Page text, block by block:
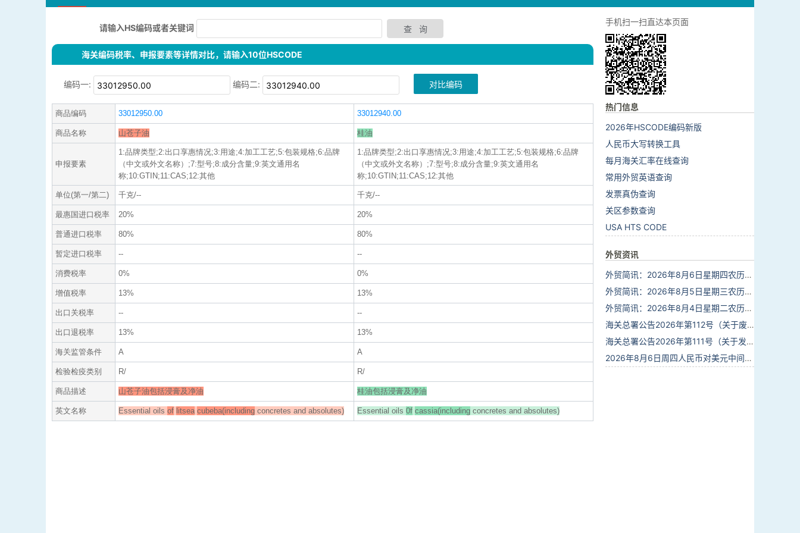
请输入HS编码或者关键词
海关编码税率、申报要素等详情对比，请输入10位HSCODE
编码一: 编码二: 对比编码
商品编码 33012950.00 33012940.00
商品名称 山苍子油 桂油
申报要素
1:品牌类型;2:出口享惠情况;3:用途;4:加工工艺;5:包装规格;6:品牌
（中文或外文名称）;7:型号;8:成分含量;9:英文通用名
称;10:GTIN;11:CAS;12:其他
1:品牌类型;2:出口享惠情况;3:用途;4:加工工艺;5:包装规格;6:品牌
（中文或外文名称）;7:型号;8:成分含量;9:英文通用名
称;10:GTIN;11:CAS;12:其他
单位(第一/第二) 千克/-- 千克/--
最惠国进口税率 20% 20%
普通进口税率 80% 80%
暂定进口税率 -- --
消费税率 0% 0%
增值税率 13% 13%
出口关税率 -- --
出口退税率 13% 13%
海关监管条件 A A
检验检疫类别 R/ R/
商品描述 山苍子油包括浸膏及净油 桂油包括浸膏及净油
英文名称 Essential oils of litsea cubeba(including concretes and absolutes) Essential oils 0f cassia(including concretes and absolutes)
手机扫一扫直达本页面
热门信息
2026年HSCODE编码新版
人民币大写转换工具
每月海关汇率在线查询
常用外贸英语查询
发票真伪查询
关区参数查询
USA HTS CODE
外贸资讯
外贸简讯：2026年8月6日星期四农历六月廿四
外贸简讯：2026年8月5日星期三农历六月廿三
外贸简讯：2026年8月4日星期二农历六月廿二
海关总署公告2026年第112号（关于废止部分卫生检疫类规范性文件的公告）
海关总署公告2026年第111号（关于发布《进出境动植物检疫处理监督管理工作规定》《进出境卫生处理监督管理工作规定》的公告）
2026年8月6日周四人民币对美元中间价报6.7895调贬6个基点